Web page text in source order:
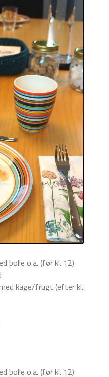
bolle o.a. (før kl. 12)
kage/frugt (efter kl.
bolle o.a. (før kl. 12)